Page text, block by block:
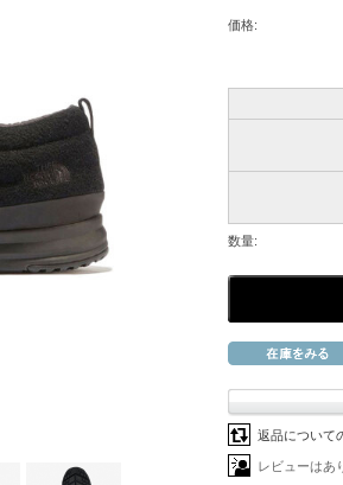
価格:
数量:
返品について
レビューはあ